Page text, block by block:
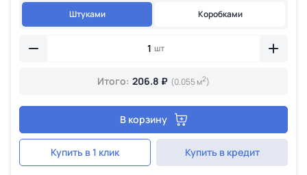
Штуками Коробками
шт
Итого: 206.8 ₽ (0.055 м2)
В корзину
Купить в 1 клик Купить в кредит